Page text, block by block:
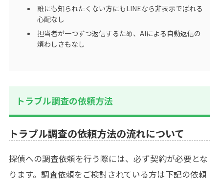
誰にも知られたくない方にもLINEなら非表示でばれる
心配なし
担当者が一つずつ返信するため、AIによる自動返信の
煩わしさもなし
トラブル調査の依頼方法
トラブル調査の依頼方法の流れについて
探偵への調査依頼を行う際には、必ず契約が必要とな
ります。調査依頼をご検討されている方は下記の依頼